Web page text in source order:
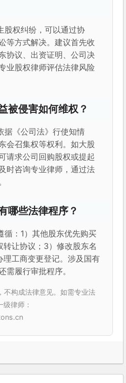
股权纠纷，可以通过协
等方式解决。建议首先收
协议、出资证明、公司决
业股权律师评估法律风险
被侵害如何维权？
据《公司法》行使知情
会召集权等权利。如大股
请求公司回购股权或提起
时咨询专业律师，通过法
哪些法律程序？
循：1）其他股东优先购买
让协议；3）修改股东名
理工商变更登记。涉及国有
需履行审批程序。
不构成法律意见。如需专业法
律师：